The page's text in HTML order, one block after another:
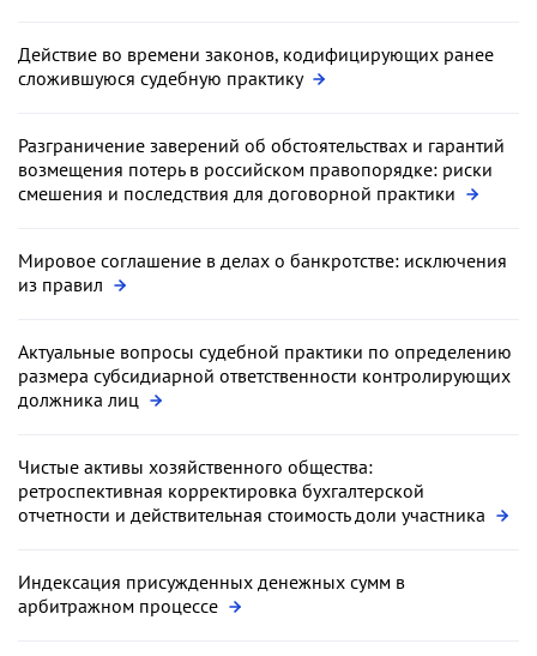
Действие во времени законов, кодифицирующих ранее
сложившуюся судебную практику
Разграничение заверений об обстоятельствах и гарантий
возмещения потерь в российском правопорядке: риски
смешения и последствия для договорной практики
Мировое соглашение в делах о банкротстве: исключения
из правил
Актуальные вопросы судебной практики по определению
размера субсидиарной ответственности контролирующих
должника лиц
Чистые активы хозяйственного общества:
ретроспективная корректировка бухгалтерской
отчетности и действительная стоимость доли участника
Индексация присужденных денежных сумм в
арбитражном процессе